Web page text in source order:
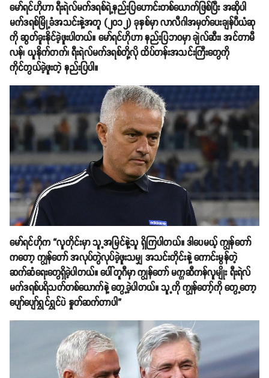
‌မော်ရင်ဟိုဟာ ရီးရဲလ်မက်ဒရစ်ရဲ့နည်းပြဟောင်းတစ်ယောက်ဖြစ်ပြီး အဆိုပါ
မက်ဒရစ်မြို့ခံအသင်းနဲ့အတူ (၂၀၁၂) ခုနှစ်မှာ လာလီဂါအမှတ်ပေးချန်ပီယံဆု
ကို ဆွတ်ခူးနိုင်ခဲ့ဖူးပါတယ်။ မော်ရင်ဟိုဟာ နည်းပြဘဝမှာ ချဲလ်ဆီး၊ အင်တာမီ
လန်၊ ယူနိုက်တက်၊ ရီးရဲလ်မက်ဒရစ်တို့လို ထိပ်တန်းအသင်းကြီးတွေကို
ကိုင်တွယ်ခဲ့ဖူးတဲ့ နည်းပြပါ။
မော်ရင်ဟိုက “လူတိုင်းမှာ သူ့အမြင်နဲ့သူ ရှိကြပါတယ်။ ဒါပေမယ့် ကျွန်တော်
ကတော့ ကျွန်တော် အလုပ်တွဲလုပ်ခဲ့ဖူးသမျှ အသင်းတိုင်းနဲ့ ကောင်းမွန်တဲ့
ဆက်ဆံရေးတွေရှိခဲ့ပါတယ်။ ပေါ်တူဂီမှာ ကျွန်တော် မက္ကဆီကန်လူမျိုး ရီးရဲလ်
မက်ဒရစ်ပရိသတ်တစ်ယောက်နဲ့ တွေ့ခဲ့ပါတယ်။ သူ့ကို ကျွန်တော့်ကို တွေ့တော့
ပျော်ပျော်ရွှင်ရွှင်ပဲ နှုတ်ဆက်တာပါ”